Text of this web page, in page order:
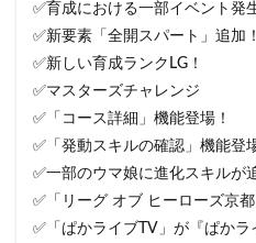
✅育成における一部イベント発
✅新要素「全開スパート」追加！
✅新しい育成ランクLG！
✅マスターズチャレンジ
✅「コース詳細」機能登場！
✅「発動スキルの確認」機能登
✅一部のウマ娘に進化スキルが
✅「リーグ オブ ヒーローズ京都
✅「ぱかライブTV」が『ぱかラ